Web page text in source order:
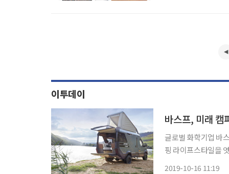
이투데이
바스프, 미래
글로벌 화학기업 바
핑 라이프스타일을 엿
2019-10-16 11:19